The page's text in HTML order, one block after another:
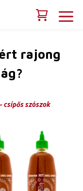
rajong
csípős szószok